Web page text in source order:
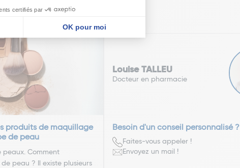
produits de maquillage
de peau
peaux. Comment
peau ? Il existe plusieurs
Louise TALLEU
Docteur en pharmacie
Besoin d'un conseil personnalisé ?
Faites-vous appeler !
Envoyez un mail !